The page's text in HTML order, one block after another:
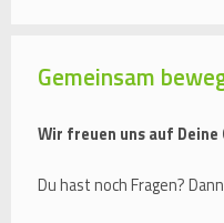
Gemeinsam
Wir freuen uns auf
Du hast noch Fragen?